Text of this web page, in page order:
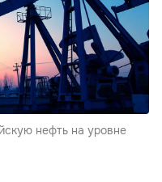
нефть на уровне